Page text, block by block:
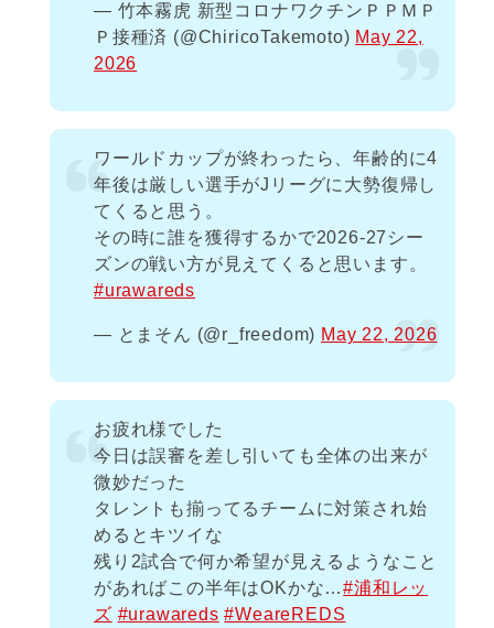
— 竹本霧虎 新型コロナワクチンＰＰＭＰ
Ｐ接種済 (@ChiricoTakemoto) May 22,
2026
ワールドカップが終わったら、年齢的に4
年後は厳しい選手がJリーグに大勢復帰し
てくると思う。
その時に誰を獲得するかで2026-27シー
ズンの戦い方が見えてくると思います。
#urawareds
— とまそん (@r_freedom) May 22, 2026
お疲れ様でした
今日は誤審を差し引いても全体の出来が
微妙だった
タレントも揃ってるチームに対策され始
めるとキツイな
残り2試合で何か希望が見えるようなこと
があればこの半年はOKかな…#浦和レッ
ズ #urawareds #WeareREDS